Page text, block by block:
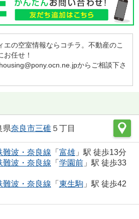
エの空室情報ならコチラ。不動産のこ
お任せ！
からご相談下さ
県奈良市三碓５丁目
難波・奈良線 「 富雄」駅 徒歩13分
難波・奈良線 「 学園前」駅 徒歩33
難波・奈良線 「 東生駒」駅 徒歩42